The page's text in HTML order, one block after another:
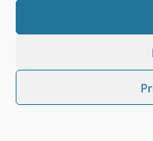
Seguridad Privada